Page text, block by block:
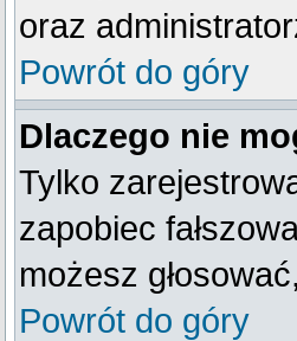
oraz
Powrót do góry
Dlaczego nie
Tylko
zapobiec
możesz
Powrót do góry